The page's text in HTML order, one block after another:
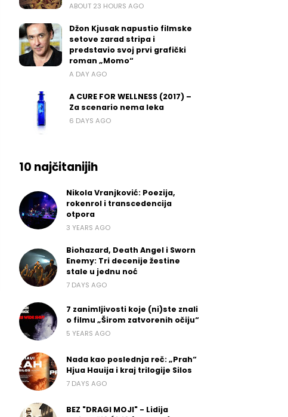
ABOUT 23 HOURS AGO
Džon Kjusak napustio filmske
setove zarad stripa i
predstavio svoj prvi grafički
roman „Momo“
A DAY AGO
A CURE FOR WELLNESS (2017) –
Za scenario nema leka
6 DAYS AGO
10 najčitanijih
Nikola Vranjković: Poezija,
rokenrol i transcedencija
otpora
3 YEARS AGO
Biohazard, Death Angel i Sworn
Enemy: Tri decenije žestine
stale u jednu noć
7 DAYS AGO
7 zanimljivosti koje (ni)ste znali
o filmu „Širom zatvorenih očiju“
5 YEARS AGO
Nada kao poslednja reč: „Prah“
Hjua Hauija i kraj trilogije Silos
7 DAYS AGO
BEZ "DRAGI MOJI" - Lidija